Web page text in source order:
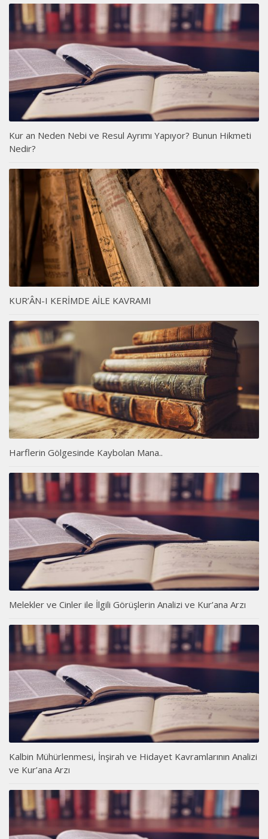
Kur an Neden Nebi ve Resul Ayrımı Yapıyor? Bunun Hikmeti
Nedir?
KUR’ÂN-I KERİMDE AİLE KAVRAMI
Harflerin Gölgesinde Kaybolan Mana..
Melekler ve Cinler ile İlgili Görüşlerin Analizi ve Kur’ana Arzı
Kalbin Mühürlenmesi, İnşirah ve Hidayet Kavramlarının Analizi
ve Kur’ana Arzı